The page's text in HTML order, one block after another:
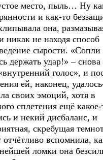
место, пыль… Ну
и как-то
она,
никак не находя способ
сырости. «Сопли
держать удар!» – снова
голос», и
ей, наконец,
своих эмоций, хотя в
сплетения ещё какое-
и некий дисбаланс, и
скребущая
вспомнила,
ломки она